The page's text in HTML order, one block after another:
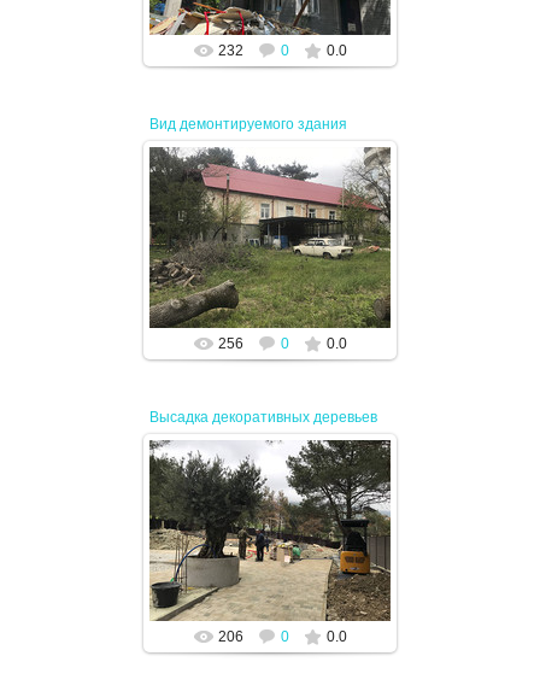
232 0 0.0
Вид демонтируемого здания
14.05.2024
JENEK
256 0 0.0
Высадка декоративных деревьев
19.04.2024
JENEK
206 0 0.0